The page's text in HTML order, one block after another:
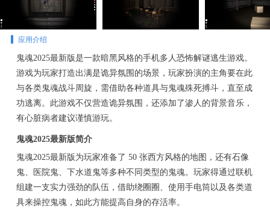
应用介绍
鬼魂2025最新版是一款暗黑风格的手机多人恐怖解谜逃生游戏。
游戏为玩家打造出满是诡异氛围的场景，玩家扮演的主角要在此
与各类鬼魂战斗周旋，需借助各种道具与鬼魂殊死搏斗，直至成
功逃离。此游戏不仅营造诡异氛围，还添加了渗人的背景音乐，
有心脏病者建议谨慎游玩。
鬼魂2025最新版简介
鬼魂2025最新版为玩家准备了 50 张西方风格的地图，还有石像
鬼、医院鬼、下水道鬼等多种不同类型的鬼魂。玩家得通过联机
组建一支实力强劲的队伍，借助绕圈圈、使用手电筒以及各类道
具来操控鬼魂，如此方能提高自身的存活率。